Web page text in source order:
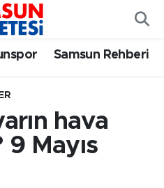
Samsun Rehberi
hava
9 Mayıs
Haritası